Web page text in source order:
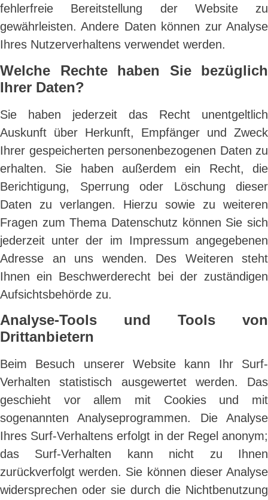
fehlerfreie Bereitstellung der Website zu
gewährleisten. Andere Daten können zur Analyse
Ihres Nutzerverhaltens verwendet werden.
Welche Rechte haben Sie bezüglich
Ihrer Daten?
Sie haben jederzeit das Recht unentgeltlich
Auskunft über Herkunft, Empfänger und Zweck
Ihrer gespeicherten personenbezogenen Daten zu
erhalten. Sie haben außerdem ein Recht, die
Berichtigung, Sperrung oder Löschung dieser
Daten zu verlangen. Hierzu sowie zu weiteren
Fragen zum Thema Datenschutz können Sie sich
jederzeit unter der im Impressum angegebenen
Adresse an uns wenden. Des Weiteren steht
Ihnen ein Beschwerderecht bei der zuständigen
Aufsichtsbehörde zu.
Analyse-Tools und Tools von
Drittanbietern
Beim Besuch unserer Website kann Ihr Surf-
Verhalten statistisch ausgewertet werden. Das
geschieht vor allem mit Cookies und mit
sogenannten Analyseprogrammen. Die Analyse
Ihres Surf-Verhaltens erfolgt in der Regel anonym;
das Surf-Verhalten kann nicht zu Ihnen
zurückverfolgt werden. Sie können dieser Analyse
widersprechen oder sie durch die Nichtbenutzung